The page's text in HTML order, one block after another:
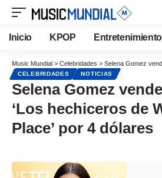
Inicio KPOP Entretenimiento
Music Mundial > Celebridades > Selena Gomez vende su varita
CELEBRIDADES NOTICIAS
Selena Gomez
‘Los hechiceros de
Place’ por 4 dólares